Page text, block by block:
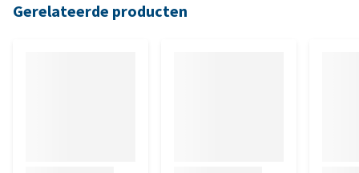
Gerelateerde producten